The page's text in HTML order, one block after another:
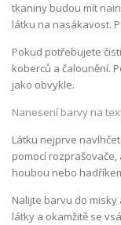
tkaniny budou mít
látku na nasákavost.
Pokud potřebujete
koberců a čalounění.
jako obvykle.
Nanesení barvy na
Látku nejprve
pomocí
houbou nebo
Nalijte barvu do
látky a okamžitě se